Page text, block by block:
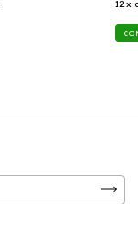
12 x